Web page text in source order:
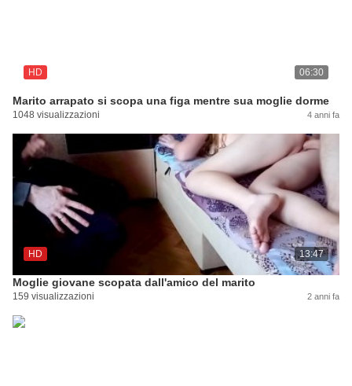
HD 06:30
Marito arrapato si scopa una figa mentre sua moglie dorme
1048 visualizzazioni 4 anni fa
HD 13:47
Moglie giovane scopata dall'amico del marito
159 visualizzazioni 2 anni fa